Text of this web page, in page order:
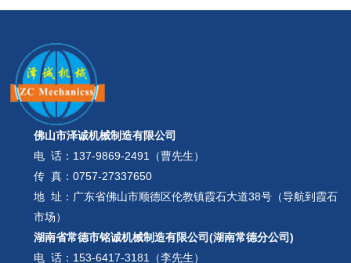
佛山市泽诚机械制造有限公司
电 话： 137-9869-2491（曹先生）
传 真：0757-27337650
地 址：广东省佛山市顺德区伦教镇霞石大道38号（导航到霞石
市场）
湖南省常德市铭诚机械制造有限公司(湖南常德分公司)
电 话： 153-6417-3181（李先生）